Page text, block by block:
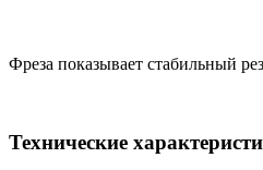
Фреза показывает стабильный
Технические